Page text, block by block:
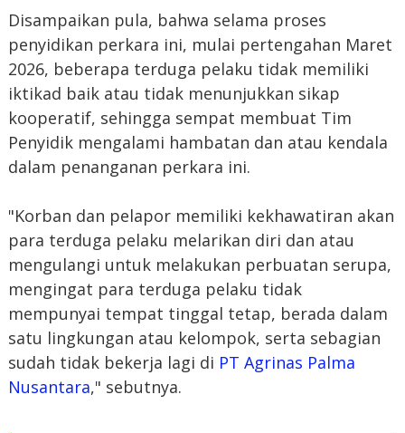
Disampaikan pula, bahwa selama proses
penyidikan perkara ini, mulai pertengahan Maret
2026, beberapa terduga pelaku tidak memiliki
iktikad baik atau tidak menunjukkan sikap
kooperatif, sehingga sempat membuat Tim
Penyidik mengalami hambatan dan atau kendala
dalam penanganan perkara ini.
"Korban dan pelapor memiliki kekhawatiran akan
para terduga pelaku melarikan diri dan atau
mengulangi untuk melakukan perbuatan serupa,
mengingat para terduga pelaku tidak
mempunyai tempat tinggal tetap, berada dalam
satu lingkungan atau kelompok, serta sebagian
sudah tidak bekerja lagi di PT Agrinas Palma
Nusantara," sebutnya.